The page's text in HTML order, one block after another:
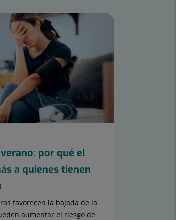
por qué el
a quienes tienen
favorecen la bajada de la
aumentar el riesgo de